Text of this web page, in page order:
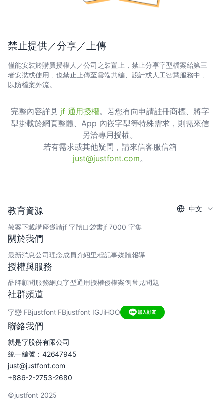
禁止提供／分享／上傳
僅能安裝於購買授權人／公司之裝置上，禁止分享字型檔案給第三
者安裝或使用，也禁止上傳至雲端共編、設計或人工智慧服務中，
以防檔案外流。
完整內容詳見 jf 通用授權。若您有向申請註冊商標、將字
型掛載於網頁整體、App 內嵌字型等特殊需求，則需來信
另洽專用授權。
若有需求或其他疑問，請來信客服信箱
just@justfont.com。
聯絡我們
就是字股份有限公司
統一編號：42647945
just@justfont.com
+886-2-2753-2680
©justfont 2025
教育資源
教案下載講座邀請jf 字體口袋書jf 7000 字集
關於我們
最新消息公司理念成員介紹里程記事媒體報導
授權與服務
品牌顧問服務網頁字型通用授權侵權案例常見問題
社群頻道
字戀 FBjustfont FBjustfont IGJiHOO
中文